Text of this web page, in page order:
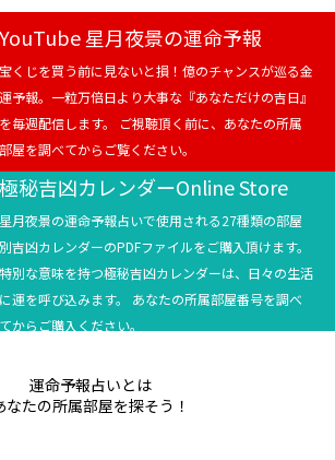
五輪
YouTube 星月夜景の運命予報
宝くじを買う前に見ないと損！億のチャンスが巡る金
運予報。一粒万倍日より大事な『あなただけの吉日』
を毎週配信します。 ご視聴頂く前に、あなたの所属
部屋を調べてからご覧ください。
極秘吉凶カレンダーOnline Store
星月夜景の運命予報占いで使用される27種類の部屋
別吉凶カレンダーのPDFファイルをご購入頂けます。
特別な意味を持つ極秘吉凶カレンダーは、日々の生活
に運を呼び込みます。 あなたの所属部屋番号を調べ
てからご購入ください。
運命予報占いとは
なたの所属部屋を探そう！